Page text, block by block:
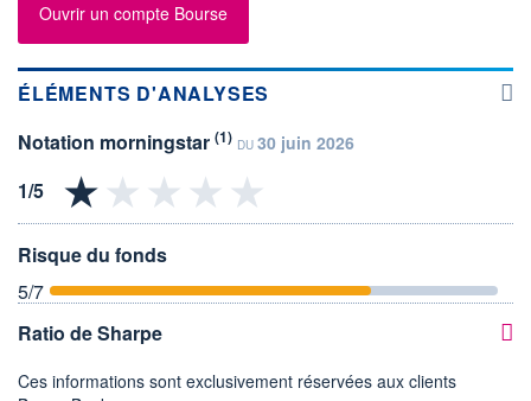
Ouvrir un compte Bourse
ÉLÉMENTS D'ANALYSES
Notation morningstar (1) DU 30 juin 2026
Risque du fonds
5/7
Ratio de Sharpe
Ces informations sont exclusivement réservées aux clients